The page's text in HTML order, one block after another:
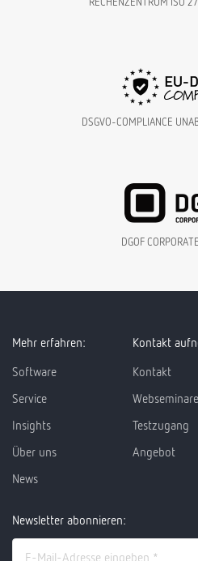
DSGVO-COMPLIANCE
DGOF
Mehr erfahren:
Software
Service
Insights
Über uns
News
Kontakt
Kontakt
Webseminare
Testzugang
Angebot
Newsletter abonnieren: